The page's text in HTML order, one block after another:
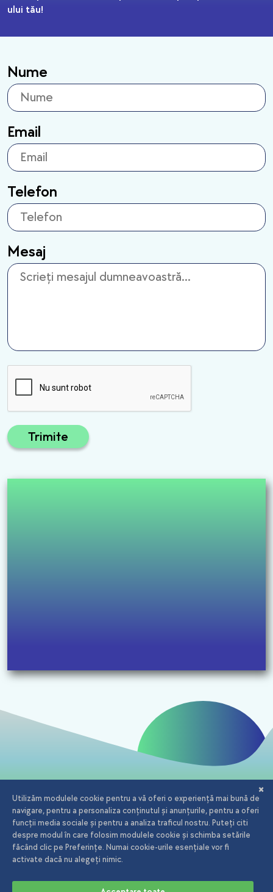
ului tău!
Nume
Email
Telefon
Mesaj
Trimite
Email:office@iagency.ro
Telefon: 0723.20.82.90
Adserving iAgency.ro
Aleea Cauzași, nr 47, București